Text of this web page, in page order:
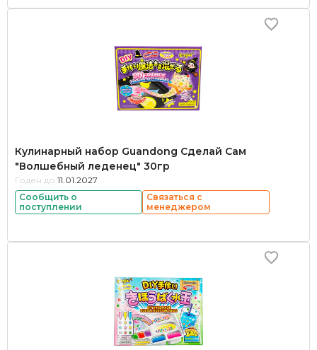
Кулинарный набор Guandong Сделай Сам
"Волшебный леденец" 30гр
Годен до: 11.01.2027
Сообщить о
поступлении
Связаться с
менеджером